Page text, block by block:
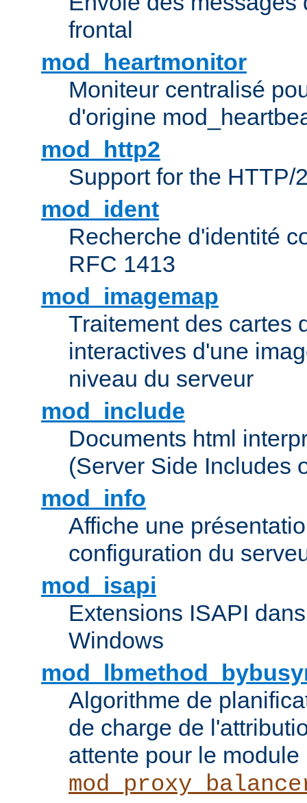
frontal
mod_heartmonitor
Moniteur centralisé
d'origine
mod_http2
Support for the HTTP/
mod_ident
Recherche d'identité
RFC 1413
mod_imagemap
Traitement des cartes
interactives d'une
niveau du serveur
mod_include
Documents html
(Server Side Includes
mod_info
Affiche une
configuration du
mod_isapi
Extensions ISAPI
Windows
Algorithme de
de charge de
attente pour le module